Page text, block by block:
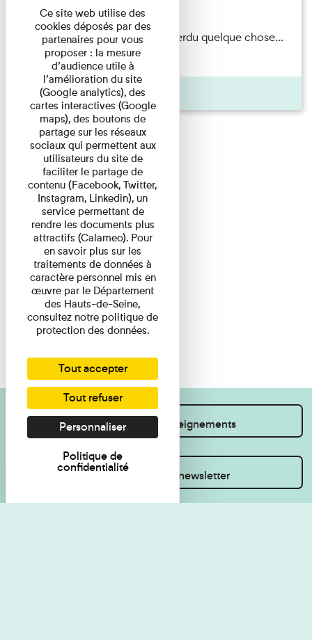
Du 15/08/2026 au 15/08/2026
Il semblerait qu’Albert Kahn a perdu quelque chose...
Accompagnés d’une ...
Agenda
Je souhaite des renseignements
Inscrivez-vous à la newsletter
Ce site web utilise des
cookies déposés par des
partenaires pour vous
proposer : la mesure
d’audience utile à
l’amélioration du site
(Google analytics), des
cartes interactives (Google
maps), des boutons de
partage sur les réseaux
sociaux qui permettent aux
utilisateurs du site de
faciliter le partage de
contenu (Facebook, Twitter,
Instagram, Linkedin), un
service permettant de
rendre les documents plus
attractifs (Calameo). Pour
en savoir plus sur les
traitements de données à
caractère personnel mis en
œuvre par le Département
des Hauts-de-Seine,
consultez notre politique de
protection des données.
Tout accepter
Tout refuser
Personnaliser
Politique de
confidentialité